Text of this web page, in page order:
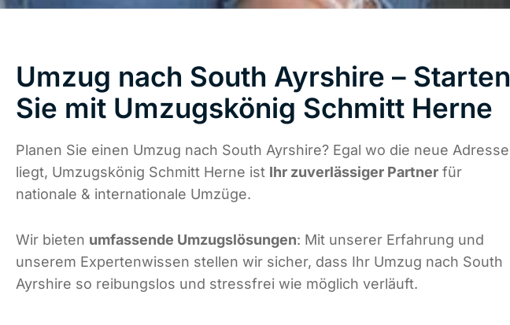
Umzug nach South Ayrshire – Starten
Sie mit Umzugskönig Schmitt Herne
Planen Sie einen Umzug nach South Ayrshire? Egal wo die neue Adresse
liegt, Umzugskönig Schmitt Herne ist Ihr zuverlässiger Partner für
nationale & internationale Umzüge.
Wir bieten umfassende Umzugslösungen: Mit unserer Erfahrung und
unserem Expertenwissen stellen wir sicher, dass Ihr Umzug nach South
Ayrshire so reibungslos und stressfrei wie möglich verläuft.